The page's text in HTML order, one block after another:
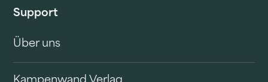
Support
Über uns